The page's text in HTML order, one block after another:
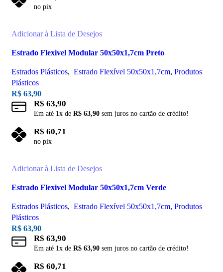
no pix
Adicionar à Lista de Desejos
Estrado Flexivel Modular 50x50x1,7cm Preto
Estrados Plásticos, Estrado Flexível 50x50x1,7cm, Produtos
Plásticos
R$ 63,90
R$ 63,90
Em até 1x de R$ 63,90 sem juros no cartão de crédito!
R$ 60,71
no pix
Adicionar à Lista de Desejos
Estrado Flexivel Modular 50x50x1,7cm Verde
Estrados Plásticos, Estrado Flexível 50x50x1,7cm, Produtos
Plásticos
R$ 63,90
R$ 63,90
Em até 1x de R$ 63,90 sem juros no cartão de crédito!
R$ 60,71